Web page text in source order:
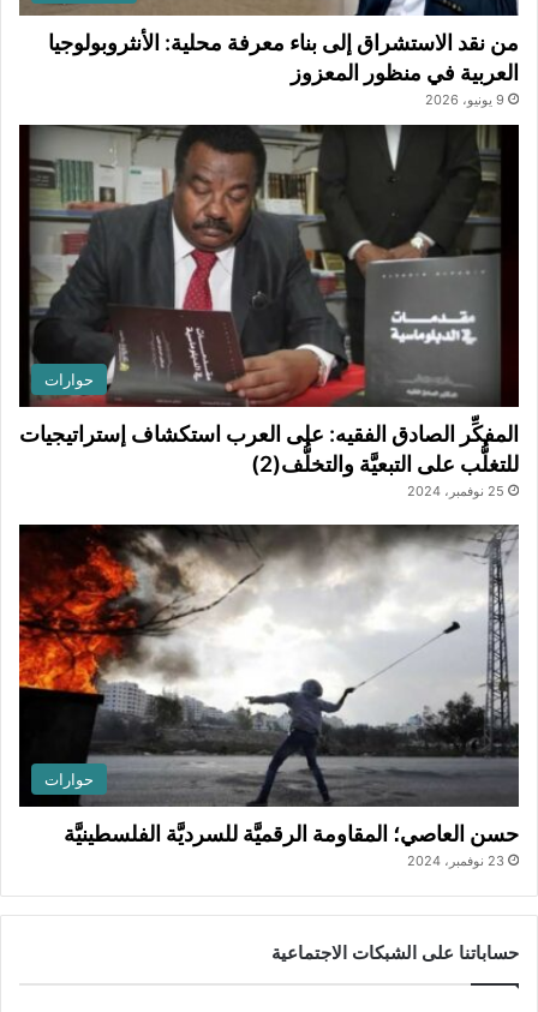
من نقد الاستشراق إلى بناء معرفة محلية: الأنثروبولوجيا
العربية في منظور المعزوز
9 يونيو، 2026
حوارات
المفكِّر الصادق الفقيه: على العرب استكشاف إستراتيجيات
للتغلُّب على التبعيَّة والتخلُّف(2)
25 نوفمبر، 2024
حوارات
حسن العاصي؛ المقاومة الرقميَّة للسرديَّة الفلسطينيَّة
23 نوفمبر، 2024
حساباتنا على الشبكات الاجتماعية